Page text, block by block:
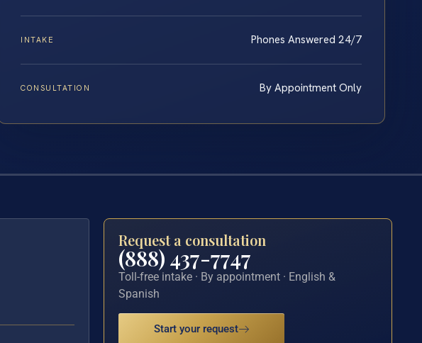
INTAKE Phones Answered 24/7
CONSULTATION By Appointment Only
Request a consultation
(888) 437-7747
Toll-free intake · By appointment · English &
Spanish
Start your request